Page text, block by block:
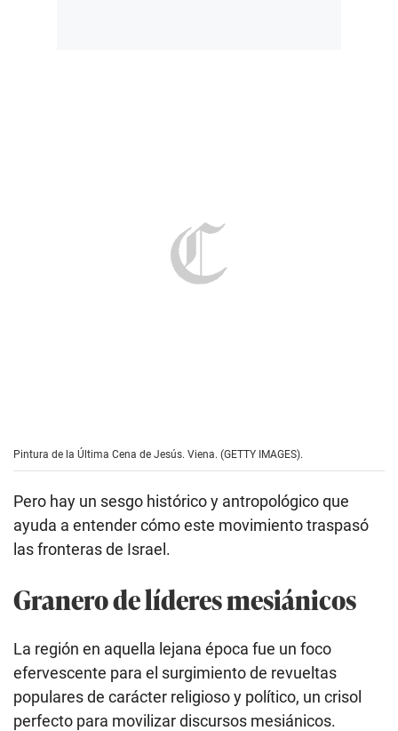
Pintura de la Última Cena de Jesús. Viena. (GETTY IMAGES).
Pero hay un sesgo histórico y antropológico que
ayuda a entender cómo este movimiento traspasó
las fronteras de Israel.
Granero de líderes mesiánicos
La región en aquella lejana época fue un foco
efervescente para el surgimiento de revueltas
populares de carácter religioso y político, un crisol
perfecto para movilizar discursos mesiánicos.